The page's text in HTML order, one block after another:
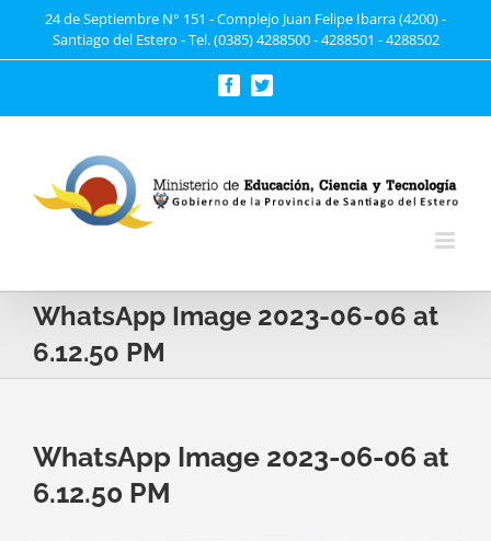
24 de Septiembre N° 151 - Complejo Juan Felipe Ibarra (4200) -
Santiago del Estero - Tel. (0385) 4288500 - 4288501 - 4288502
FacebookTwitter
WhatsApp Image 2023-06-06 at
6.12.50 PM
WhatsApp Image 2023-06-06 at
6.12.50 PM